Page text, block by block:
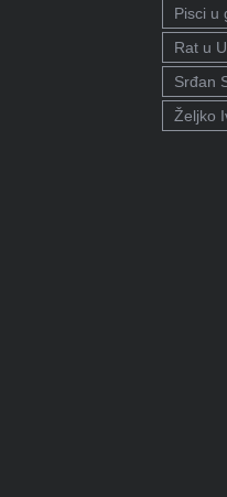
Pisci u
Rat u
Srđan
Željko